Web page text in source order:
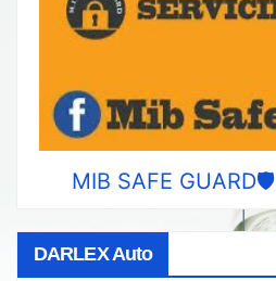
MIB SAFE GUARD🛡️
DARLEX Auto